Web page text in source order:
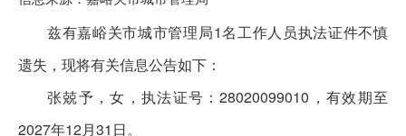
兹有嘉峪关市城市管理局1名工作人员执法证件不慎
遗失，现将有关信息公告如下：
张兢予，女，执法证号：28020099010，有效期至
2027年12月31日。